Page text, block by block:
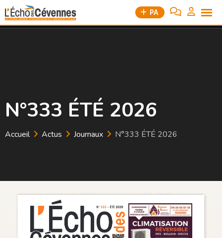
Aller
au
28 Rue Biron, 34190 Ganges
04 99 92 06 89
PA
N°333 ÉTÉ 2026
Accueil Actus Journaux N°333 ÉTÉ 2026